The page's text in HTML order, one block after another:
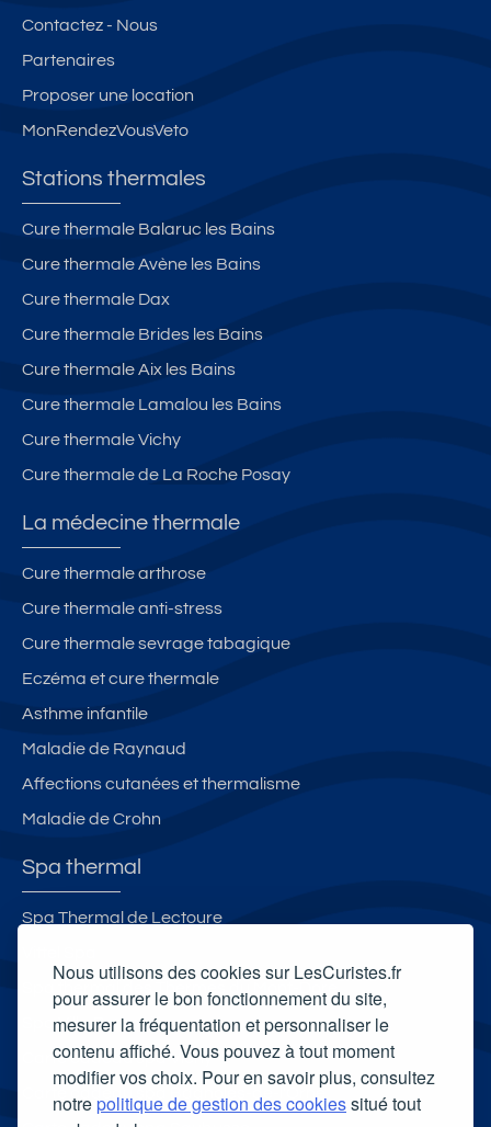
Nous utilisons des cookies sur LesCuristes.fr
pour assurer le bon fonctionnement du site,
mesurer la fréquentation et personnaliser le
contenu affiché. Vous pouvez à tout moment
modifier vos choix. Pour en savoir plus, consultez
notrepolitique de gestion des cookiessitué tout
Contactez - Nous
Partenaires
Proposer une location
MonRendezVousVeto
Stations thermales
Cure thermale Balaruc les Bains
Cure thermale Avène les Bains
Cure thermale Dax
Cure thermale Brides les Bains
Cure thermale Aix les Bains
Cure thermale Lamalou les Bains
Cure thermale Vichy
Cure thermale de La Roche Posay
La médecine thermale
Cure thermale arthrose
Cure thermale anti-stress
Cure thermale sevrage tabagique
Eczéma et cure thermale
Asthme infantile
Maladie de Raynaud
Affections cutanées et thermalisme
Maladie de Crohn
Spa thermal
Spa Thermal de Lectoure
Spa Villa Pompéi
Carte cadeau spa Vichy
Carte cadeau spa Bagnoles-de-l'Orne